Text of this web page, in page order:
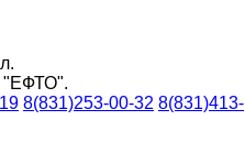
"ЕФТО".
8(831)253-00-32 8(831)413-